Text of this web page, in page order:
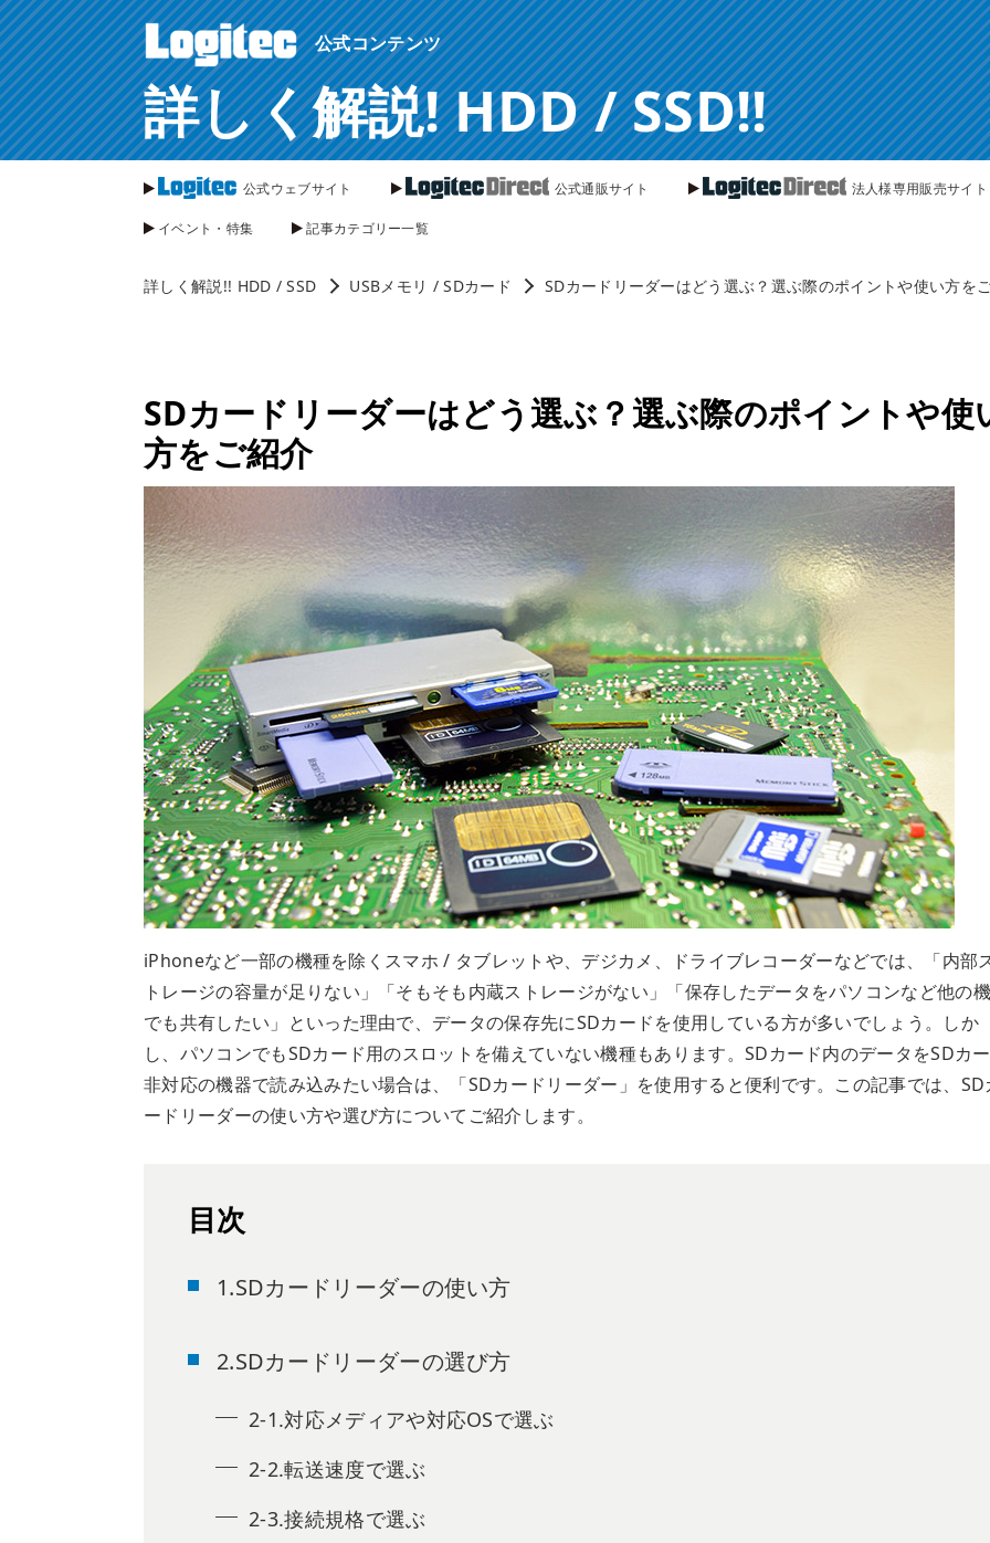
公式コンテンツ
詳しく解説! HDD / SSD!!
公式ウェブサイト 公式通販サイト 法人様専用販売サイト
イベント・特集 記事カテゴリー一覧
詳しく解説!! HDD / SSD USBメモリ / SDカード SDカードリーダーはどう選ぶ？選ぶ際のポイントや使い方を
SDカードリーダーはどう選ぶ？選ぶ際のポイントや使
方をご紹介
iPhoneなど一部の機種を除くスマホ / タブレットや、デジカメ、ドライブレコーダーなどでは、「内部
トレージの容量が足りない」「そもそも内蔵ストレージがない」「保存したデータをパソコンなど他の
でも共有したい」といった理由で、データの保存先にSDカードを使用している方が多いでしょう。しか
し、パソコンでもSDカード用のスロットを備えていない機種もあります。SDカード内のデータをSDカ
非対応の機器で読み込みたい場合は、「SDカードリーダー」を使用すると便利です。この記事では、SD
ードリーダーの使い方や選び方についてご紹介します。
目次
1.SDカードリーダーの使い方
2.SDカードリーダーの選び方
2-1.対応メディアや対応OSで選ぶ
2-2.転送速度で選ぶ
2-3.接続規格で選ぶ